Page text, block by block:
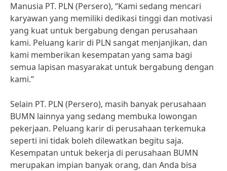
Manusia PT. PLN (Persero), “Kami sedang mencari
karyawan yang memiliki dedikasi tinggi dan motivasi
yang kuat untuk bergabung dengan perusahaan
kami. Peluang karir di PLN sangat menjanjikan, dan
kami memberikan kesempatan yang sama bagi
semua lapisan masyarakat untuk bergabung dengan
kami.”
Selain PT. PLN (Persero), masih banyak perusahaan
BUMN lainnya yang sedang membuka lowongan
pekerjaan. Peluang karir di perusahaan terkemuka
seperti ini tidak boleh dilewatkan begitu saja.
Kesempatan untuk bekerja di perusahaan BUMN
merupakan impian banyak orang, dan Anda bisa